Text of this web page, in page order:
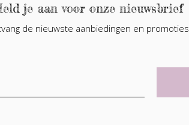
je aan voor onze nieuwsbrief
de nieuwste aanbiedingen en promoties